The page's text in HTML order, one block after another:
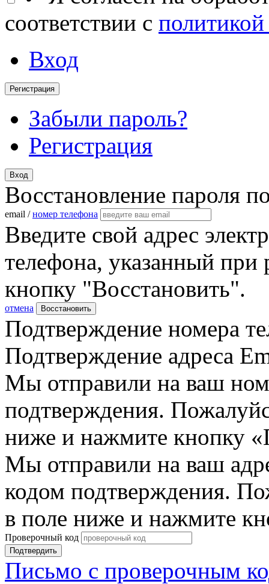
соответствии с
Вход
Регистрация
Забыли пароль?
Регистрация
Вход
Восстановление пароля
email /номер телефона
Введите свой адрес
телефона, указанный при
кнопку "Восстановить".
отмена Восстановить
Подтверждение номера
Подтверждение адреса
Мы отправили на ваш
подтверждения.
ниже и нажмите кнопку
Мы отправили на ваш
кодом подтверждения.
в поле ниже и нажмите
Проверочный код
Подтвердить
Письмо с проверочным